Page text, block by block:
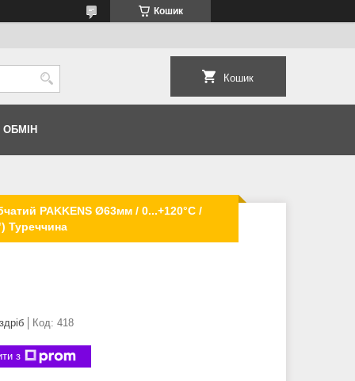
Кошик
Кошик
PAKKENS Ø63мм / 0...+120°С /
Туреччина
Код: 418
з